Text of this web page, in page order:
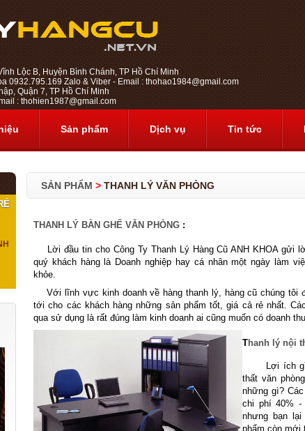
Lộc B, Huyện Bình Chánh, TP Hồ Chí Minh
0932.795.169 Zalo & Viber - Email : thohao1984@gmail.com
Quận 7, TP Hồ Chí Minh
: thohien1987@gmail.com
Sản phẩm Dịch vụ Tin tức
SẢN PHẨM > THANH LÝ VĂN PHÒNG
THANH LÝ BÀN GHẾ VĂN PHÒNG :
Lời đầu tin cho Công Ty Thanh Lý Hàng Cũ ANH KHOA gửi
quý khách hàng là Doanh nghiệp hay cá nhân một ngày làm
khỏe.
Với lĩnh vực kinh doanh về hàng thanh lý, hàng cũ chúng tôi
tới cho các khách hàng những sản phẩm tốt, giá cả rẻ nhất.
qua sử dụng là rất đúng làm kinh doanh ai cũng muốn có doanh
Thanh lý nội
Lợi ích gì
thất văn
những gì?
chi phí 40% -
nhưng bạn
phẩm còn mới